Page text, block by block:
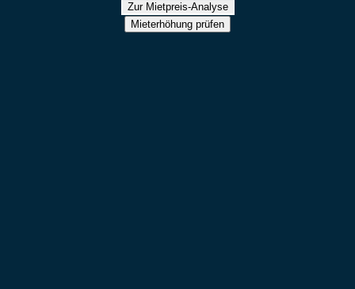
Zur Mietpreis-Analyse
Mieterhöhung prüfen